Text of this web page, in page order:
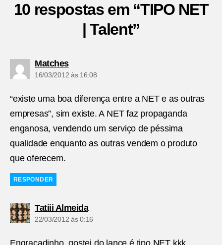
10 respostas em “TIPO NET
| Talent”
Matchesdiz:
16/03/2012 às 16:08
“existe uma boa diferença entre a NET e as outras
empresas”, sim existe. A NET faz propaganda
enganosa, vendendo um serviço de péssima
qualidade enquanto as outras vendem o produto
que oferecem.
RESPONDER
Tatiii Almeidadiz:
22/03/2012 às 0:16